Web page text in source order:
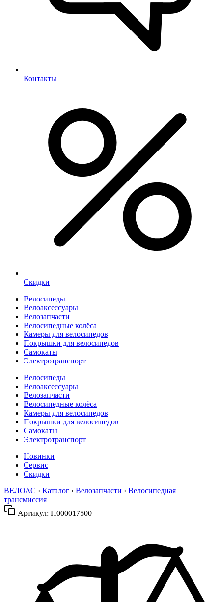
Контакты
Скидки
Велосипеды
Велоаксессуары
Велозапчасти
Велосипедные колёса
Камеры для велосипедов
Покрышки для велосипедов
Самокаты
Электротранспорт
Велосипеды
Велоаксессуары
Велозапчасти
Велосипедные колёса
Камеры для велосипедов
Покрышки для велосипедов
Самокаты
Электротранспорт
Новинки
Сервис
Скидки
ВЕЛОАС › Каталог › Велозапчасти › Велосипедная
трансмиссия
Артикул: H000017500